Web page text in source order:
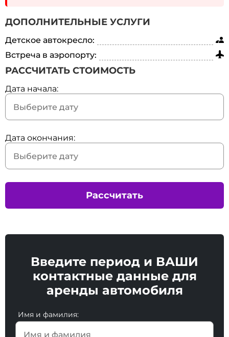
ДОПОЛНИТЕЛЬНЫЕ УСЛУГИ
Детское автокресло:
Встреча в аэропорту:
РАССЧИТАТЬ СТОИМОСТЬ
Дата начала:
Дата окончания:
Рассчитать
Введите период и ВАШИ
контактные данные для
аренды автомобиля
Имя и фамилия: